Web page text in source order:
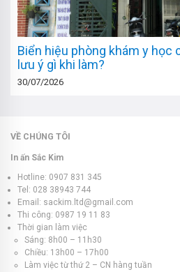
Biển hiệu phòng khám y học
lưu ý gì khi làm?
30/07/2026
VỀ CHÚNG TÔI
In ấn Sắc Kim
Hotline: 0907 831 345
Tel: 028 38943 744
Email: sackim.ltd@gmail.com
Thi công: 0987 19 11 83
Thời gian làm việc
Sáng: 8h00 – 11h30
Chiều: 13h00 – 17h00
Làm việc từ thứ 2 – CN hàng tuần